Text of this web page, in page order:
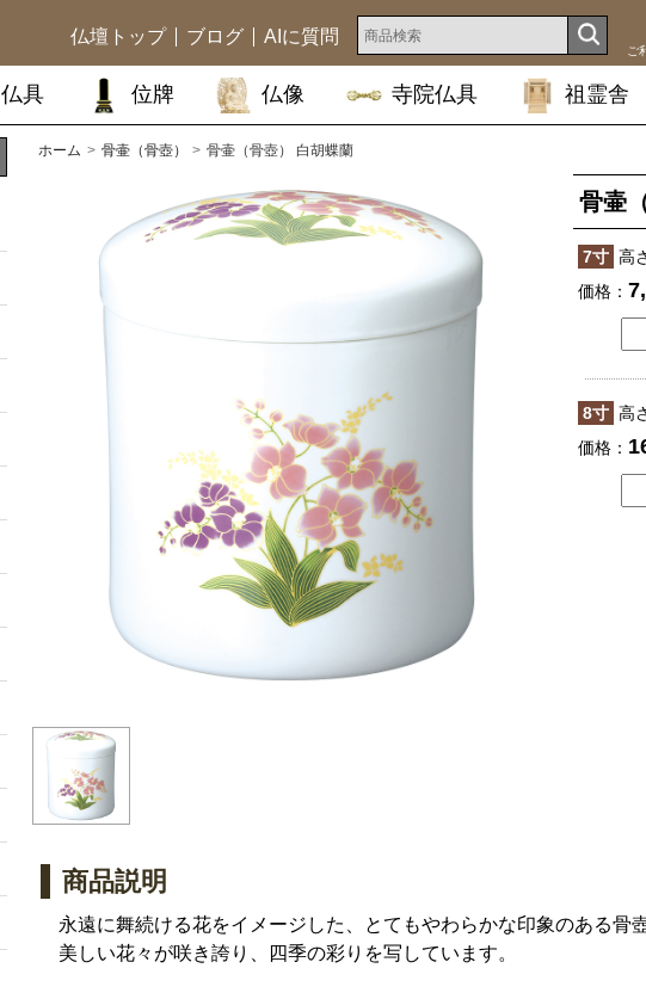
ご
仏壇トップ ブログ AIに質問
仏具 位牌 仏像 寺院仏具 祖霊舎
ホーム 骨壷（骨壺） 骨壷（骨壺） 白胡蝶蘭
骨壷
7寸 高
価格：
8寸 高
価格：
商品説明
永遠に舞続ける花をイメージした、とてもやわらかな印象のある骨壺
美しい花々が咲き誇り、四季の彩りを写しています。